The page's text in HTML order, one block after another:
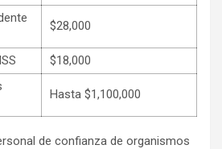
$28,000
$18,000
Hasta $1,100,000
de confianza de organismos